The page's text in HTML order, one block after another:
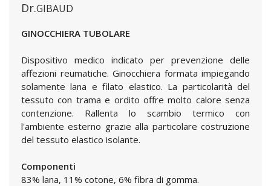
Dr.GIBAUD
GINOCCHIERA TUBOLARE
Dispositivo medico indicato per prevenzione delle
affezioni reumatiche. Ginocchiera formata impiegando
solamente lana e filato elastico. La particolarità del
tessuto con trama e ordito offre molto calore senza
contenzione. Rallenta lo scambio termico con
l'ambiente esterno grazie alla particolare costruzione
del tessuto elastico isolante.
Componenti
83% lana, 11% cotone, 6% fibra di gomma.